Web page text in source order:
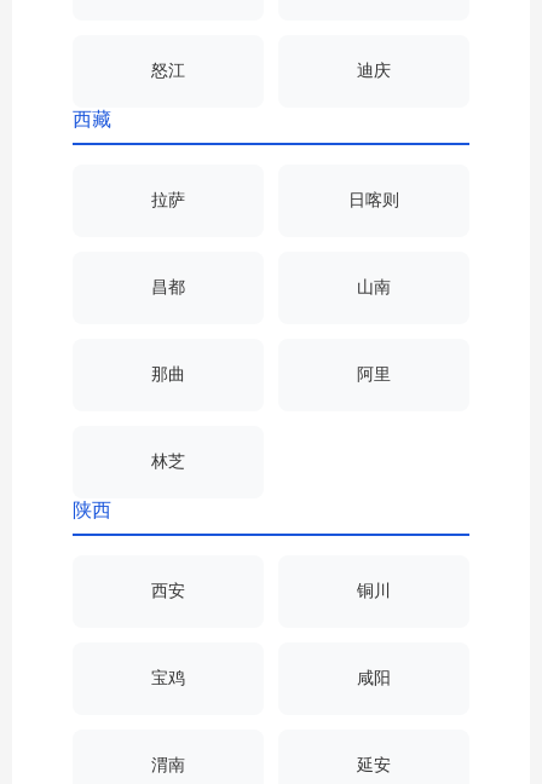
怒江 迪庆
西藏
拉萨 日喀则
昌都 山南
那曲 阿里
林芝
陕西
西安 铜川
宝鸡 咸阳
渭南 延安